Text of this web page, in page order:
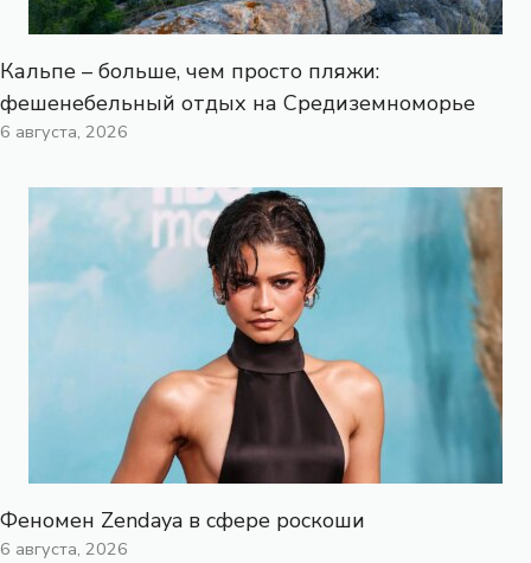
Кальпе – больше, чем просто пляжи:
фешенебельный отдых на Средиземноморье
6 августа, 2026
Феномен Zendaya в сфере роскоши
6 августа, 2026